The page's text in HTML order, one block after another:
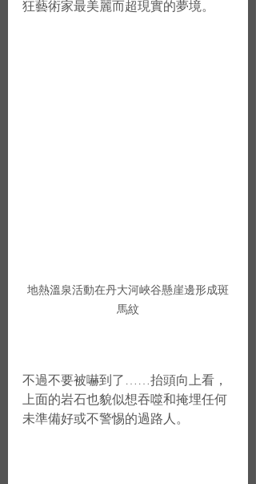
狂藝術家最美麗而超現實的夢境。
地熱溫泉活動在丹大河峽谷懸崖邊形成斑
馬紋
不過不要被嚇到了……抬頭向上看，
上面的岩石也貌似想吞噬和掩埋任何
未準備好或不警惕的過路人。